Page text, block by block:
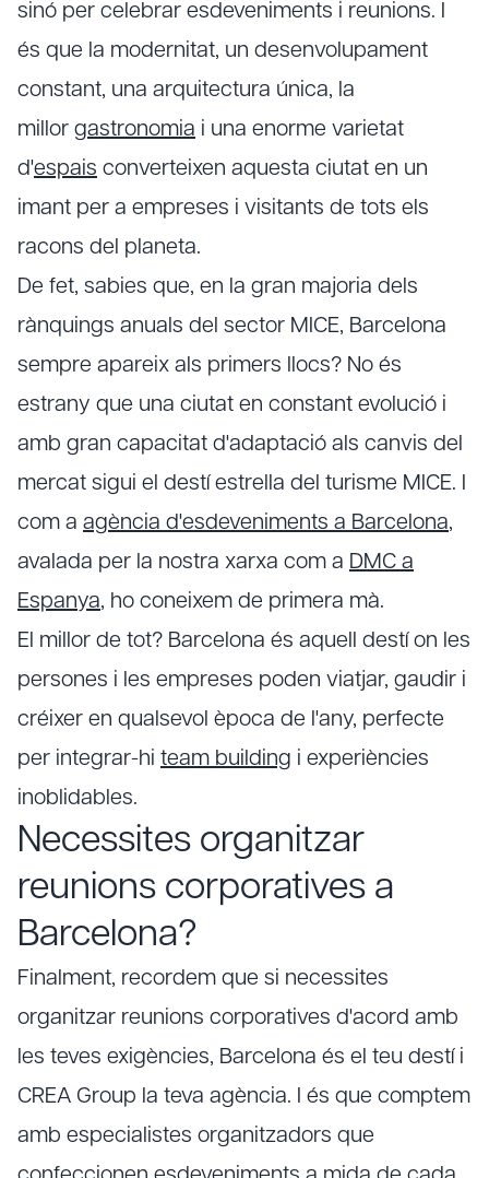
sinó per celebrar esdeveniments i reunions. I
és que la modernitat, un desenvolupament
constant, una arquitectura única, la
millor gastronomia i una enorme varietat
d'espais converteixen aquesta ciutat en un
imant per a empreses i visitants de tots els
racons del planeta.
De fet, sabies que, en la gran majoria dels
rànquings anuals del sector MICE, Barcelona
sempre apareix als primers llocs? No és
estrany que una ciutat en constant evolució i
amb gran capacitat d'adaptació als canvis del
mercat sigui el destí estrella del turisme MICE. I
com a agència d'esdeveniments a Barcelona,
avalada per la nostra xarxa com a DMC a
Espanya, ho coneixem de primera mà.
El millor de tot? Barcelona és aquell destí on les
persones i les empreses poden viatjar, gaudir i
créixer en qualsevol època de l'any, perfecte
per integrar-hi team building i experiències
inoblidables.
Necessites organitzar
reunions corporatives a
Barcelona?
Finalment, recordem que si necessites
organitzar reunions corporatives d'acord amb
les teves exigències, Barcelona és el teu destí i
CREA Group la teva agència. I és que comptem
amb especialistes organitzadors que